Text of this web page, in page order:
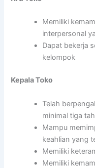
Memiliki
interpersonal
Dapat bekerja
kelompok
Kepala Toko
Telah
minimal tiga
Mampu
keahlian yang
Memiliki
Memiliki